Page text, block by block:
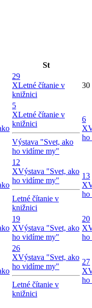
St
29
XLetné čítanie v
knižnici
30
5
XLetné čítanie v
knižnici
Výstava "Svet, ako
ho vidíme my"
6
X
ho
12
XVýstava "Svet, ako
ho vidíme my"
Letné čítanie v
knižnici
13
X
ho
19
XVýstava "Svet, ako
ho vidíme my"
20
X
ho
26
XVýstava "Svet, ako
ho vidíme my"
Letné čítanie v
knižnici
27
X
ho